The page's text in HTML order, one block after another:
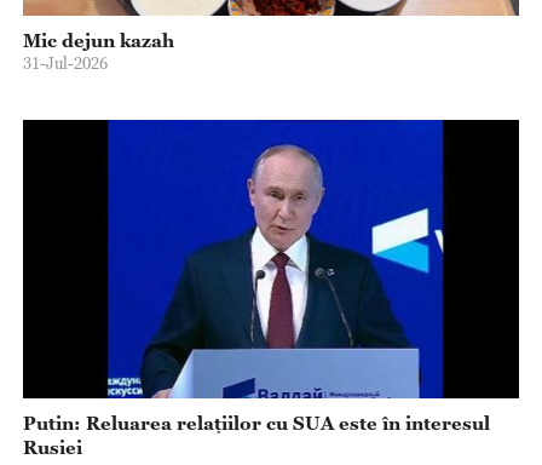
Mic dejun kazah
31-Jul-2026
Putin: Reluarea relațiilor cu SUA este în interesul
Rusiei